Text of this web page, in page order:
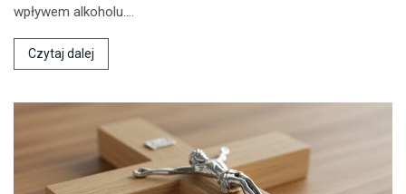
wpływem alkoholu.…
Czytaj dalej